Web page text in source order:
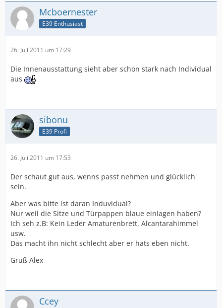
Mcboernester
E39 Enthusiast
26. Juli 2011 um 17:29
Die Innenausstattung sieht aber schon stark nach Individual
aus
sibonu
E39 Profi
26. Juli 2011 um 17:53
Der schaut gut aus, wenns passt nehmen und glücklich
sein.
Aber was bitte ist daran Induvidual?
Nur weil die Sitze und Türpappen blaue einlagen haben?
Ich seh z.B: Kein Leder Amaturenbrett, Alcantarahimmel
usw.
Das macht ihn nicht schlecht aber er hats eben nicht.
Gruß Alex
Ccey